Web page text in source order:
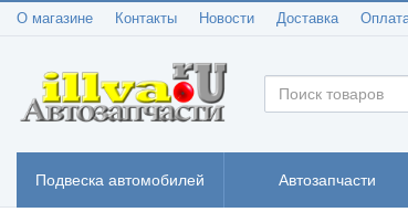
О магазине Контакты Новости Доставка
Подвеска автомобилей Автозапчасти